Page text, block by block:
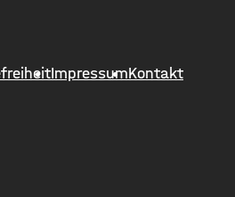
bis …
ImpressumKontakt